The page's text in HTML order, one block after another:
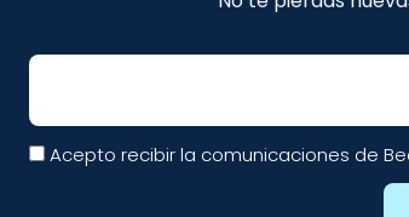
Email
Acepto recibir la comunicaciones de